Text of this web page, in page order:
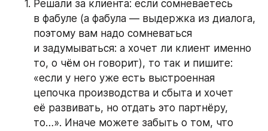
Решали за клиента: если сомневаетесь
в фабуле (а фабула — выдержка из диалога,
поэтому вам надо сомневаться
и задумываться: а хочет ли клиент именно
то, о чём он говорит), то так и пишите:
«если у него уже есть выстроенная
цепочка производства и сбыта и хочет
её развивать, но отдать это партнёру,
то…». Иначе можете забыть о том, что